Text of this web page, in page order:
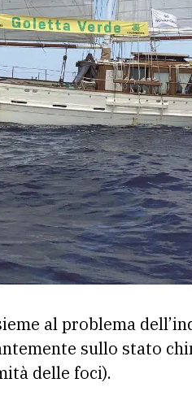
al problema
sullo stato
delle foci).